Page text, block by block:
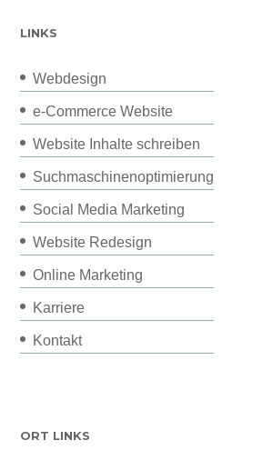
LINKS
Webdesign
e-Commerce Website
Website Inhalte schreiben
Suchmaschinenoptimierung
Social Media Marketing
Website Redesign
Online Marketing
Karriere
Kontakt
ORT LINKS